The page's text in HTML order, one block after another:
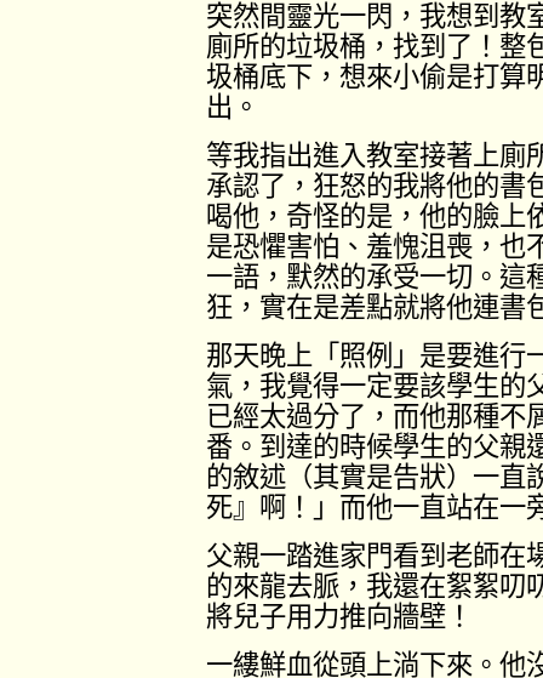
突然間靈光一閃，我想到教
廁所的垃圾桶，找到了！整
圾桶底下，想來小偷是打算
出。
等我指出進入教室接著上廁
承認了，狂怒的我將他的書
喝他，奇怪的是，他的臉上
是恐懼害怕、羞愧沮喪，也
一語，默然的承受一切。這
狂，實在是差點就將他連書
那天晚上「照例」是要進行
氣，我覺得一定要該學生的
已經太過分了，而他那種不
番。到達的時候學生的父親
的敘述（其實是告狀）一直
死』啊！」而他一直站在一
父親一踏進家門看到老師在
的來龍去脈，我還在絮絮叨
將兒子用力推向牆壁！
一縷鮮血從頭上淌下來。他